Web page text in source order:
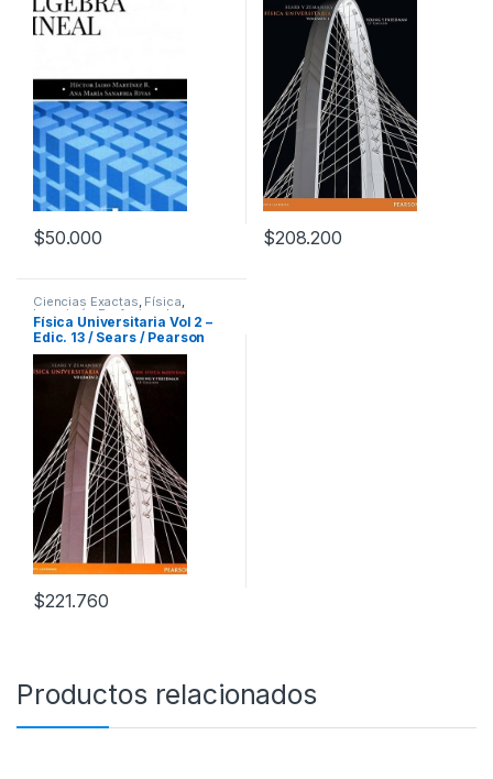
$50.000 $208.200
Ciencias Exactas, Física,
Ingeniería ,Profesionales y
tecnicos
Física Universitaria Vol 2 –
Edic. 13 / Sears / Pearson
$221.760
Productos relacionados